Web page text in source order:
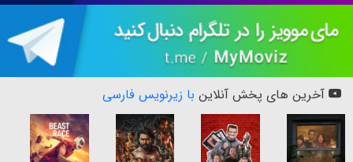
آخرین های پخش آنلاین با زیرنویس فارسی